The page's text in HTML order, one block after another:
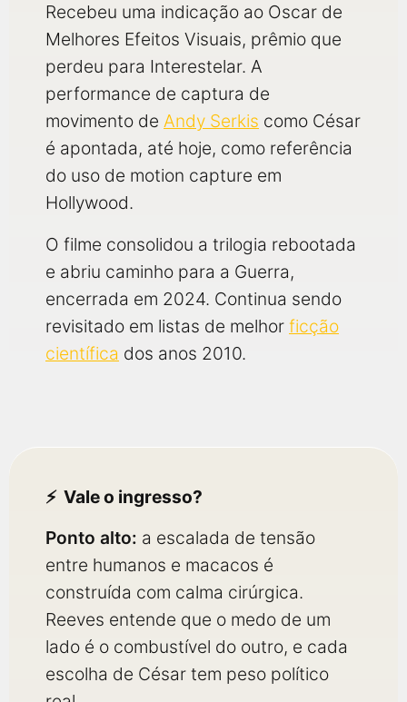
Recebeu uma indicação ao Oscar de
Melhores Efeitos Visuais, prêmio que
perdeu para Interestelar. A
performance de captura de
movimento de Andy Serkis como César
é apontada, até hoje, como referência
do uso de motion capture em
Hollywood.
O filme consolidou a trilogia rebootada
e abriu caminho para a Guerra,
encerrada em 2024. Continua sendo
revisitado em listas de melhor ficção
científica dos anos 2010.
Vale o ingresso?
Ponto alto: a escalada de tensão
entre humanos e macacos é
construída com calma cirúrgica.
Reeves entende que o medo de um
lado é o combustível do outro, e cada
escolha de César tem peso político